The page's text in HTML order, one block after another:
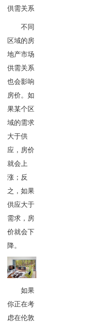
供需关系
不同
区域的房
地产市场
供需关系
也会影响
房价。如
果某个区
域的需求
大于供
应，房价
就会上
涨；反
之，如果
供应大于
需求，房
价就会下
降。
如果
你正在考
虑在伦敦